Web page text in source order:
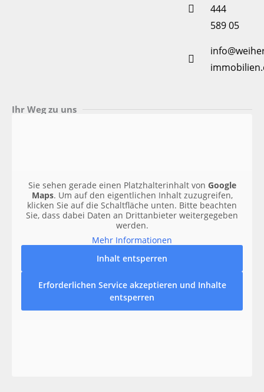
444
589 05
Ihr Weg zu uns
Sie sehen gerade einen Platzhalterinhalt von Google
Maps. Um auf den eigentlichen Inhalt zuzugreifen,
klicken Sie auf die Schaltfläche unten. Bitte beachten
Sie, dass dabei Daten an Drittanbieter weitergegeben
werden.
Mehr Informationen
Inhalt entsperren
Erforderlichen Service akzeptieren und Inhalte
entsperren